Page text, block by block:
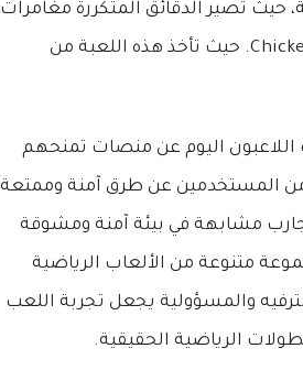
حيث تصير الدقائق المتكررة مغامرات
زاخرة بالحيوية. ومن الألعاب التي تجمع المغامرة مع التحدي ألعاب Chicken Road. حيث تأخذ هذه اللعبة من
اللاعبون اليوم عن منصات تمنحهم
من المستخدمين عن طرق آمنة وممتعة
مشابهة في بيئة آمنة ومشوقة
متنوعة من الألعاب الرياضية
والمسؤولية يجعل تجربة اللعب
الرياضية الحقيقية.